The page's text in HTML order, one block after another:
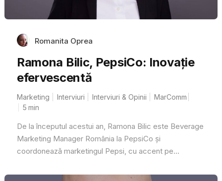
Romanita Oprea
Ramona Bilic, PepsiCo: Inovație
efervescentă
Marketing Interviuri Interviuri & Opinii
MarComm
5 min
De la începutul acestui an, Ramona Bilic este Beverage
Marketing Manager România la PepsiCo și
coordonează marketingul Pepsi, cu accent pe...